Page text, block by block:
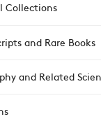
Collections
and Rare Books
and Related